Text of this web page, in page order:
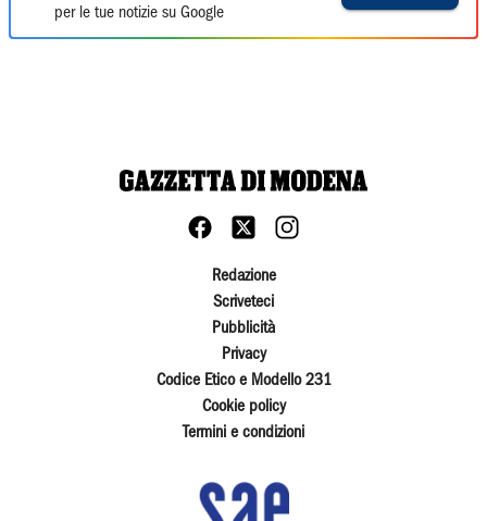
per le tue notizie su Google
Redazione
Scriveteci
Pubblicità
Privacy
Codice Etico e Modello 231
Cookie policy
Termini e condizioni